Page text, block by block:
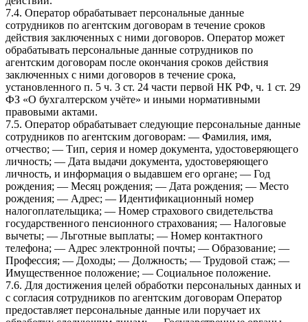
7.4. Оператор обрабатывает персональные данные
сотрудников по агентским договорам в течение сроков
действия заключенных с ними договоров. Оператор может
обрабатывать персональные данные сотрудников по
агентским договорам после окончания сроков действия
заключенных с ними договоров в течение срока,
установленного п. 5 ч. 3 ст. 24 части первой НК РФ, ч. 1 ст. 29
ФЗ «О бухгалтерском учёте» и иными нормативными
правовыми актами.
7.5. Оператор обрабатывает следующие персональные данные
сотрудников по агентским договорам: — Фамилия, имя,
отчество; — Тип, серия и номер документа, удостоверяющего
личность; — Дата выдачи документа, удостоверяющего
личность, и информация о выдавшем его органе; — Год
рождения; — Месяц рождения; — Дата рождения; — Место
рождения; — Адрес; — Идентификационный номер
налогоплательщика; — Номер страхового свидетельства
государственного пенсионного страхования; — Налоговые
вычеты; — Льготные выплаты; — Номер контактного
телефона; — Адрес электронной почты; — Образование; —
Профессия; — Доходы; — Должность; — Трудовой стаж; —
Имущественное положение; — Социальное положение.
7.6. Для достижения целей обработки персональных данных и
с согласия сотрудников по агентским договорам Оператор
предоставляет персональные данные или поручает их